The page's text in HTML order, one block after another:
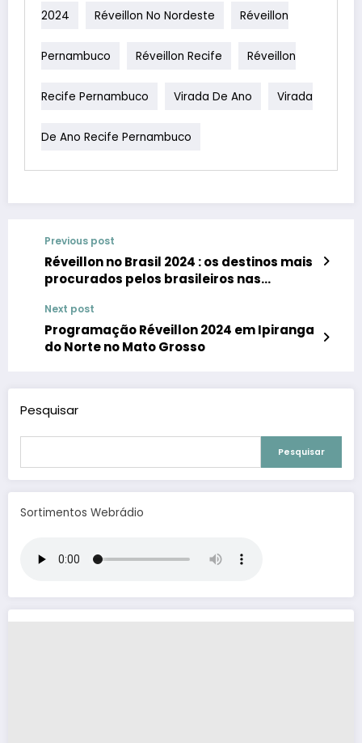
2024 Réveillon No Nordeste Réveillon
Pernambuco Réveillon Recife Réveillon
Recife Pernambuco Virada De Ano Virada
De Ano Recife Pernambuco
Previous post
Réveillon no Brasil 2024 : os destinos mais
procurados pelos brasileiros nas
Next post
Programação Réveillon 2024 em Ipiranga
do Norte no Mato Grosso
Pesquisar
Pesquisar
Sortimentos Webrádio